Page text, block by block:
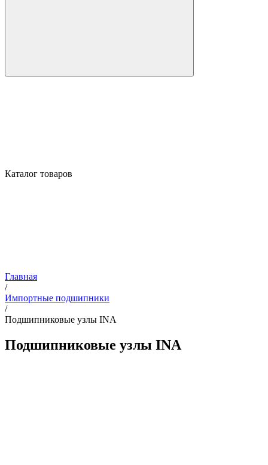
Каталог товаров
Главная
/
Импортные подшипники
/
Подшипниковые узлы INA
Подшипниковые узлы INA